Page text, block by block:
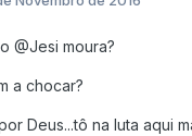
@Jesi moura?
a chocar?
Deus...tô na luta aqui